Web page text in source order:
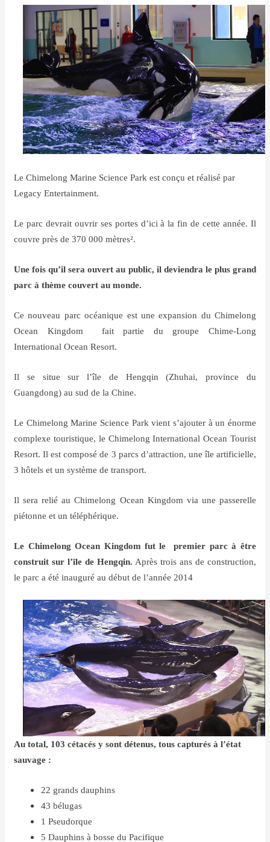
Le Chimelong Marine Science Park est conçu et réalisé par
Legacy Entertainment.
Le parc devrait ouvrir ses portes d’ici à la fin de cette année. Il
couvre près de 370 000 mètres².
Une fois qu’il sera ouvert au public, il deviendra le plus grand
parc à thème couvert au monde.
Ce nouveau parc océanique est une expansion du Chimelong
Ocean Kingdom fait partie du groupe Chime-Long
International Ocean Resort.
Il se situe sur l’île de Hengqin (Zhuhai, province du
Guangdong) au sud de la Chine.
Le Chimelong Marine Science Park vient s’ajouter à un énorme
complexe touristique, le Chimelong International Ocean Tourist
Resort. Il est composé de 3 parcs d’attraction, une île artificielle,
3 hôtels et un système de transport.
Il sera relié au Chimelong Ocean Kingdom via une passerelle
piétonne et un téléphérique.
Le Chimelong Ocean Kingdom fut le premier parc à être
construit sur l’île de Hengqin. Après trois ans de construction,
le parc a été inauguré au début de l’année 2014
Au total, 103 cétacés y sont détenus, tous capturés à l’état
sauvage :
22 grands dauphins
43 bélugas
1 Pseudorque
5 Dauphins à bosse du Pacifique